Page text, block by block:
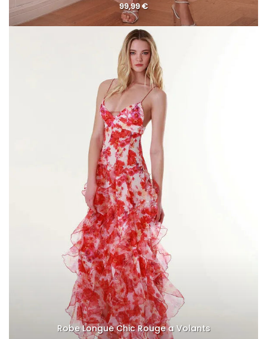
99,99€
Robe Longue Chic Rouge a Volants